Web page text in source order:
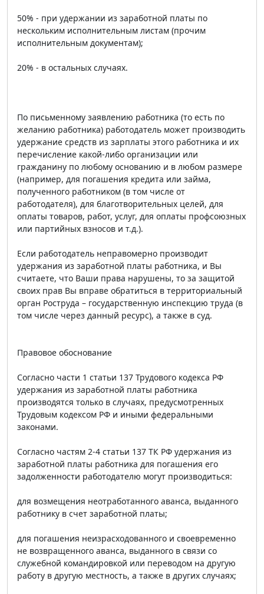
50% - при удержании из заработной платы по
нескольким исполнительным листам (прочим
исполнительным документам);
20% - в остальных случаях.
По письменному заявлению работника (то есть по
желанию работника) работодатель может производить
удержание средств из зарплаты этого работника и их
перечисление какой-либо организации или
гражданину по любому основанию и в любом размере
(например, для погашения кредита или займа,
полученного работником (в том числе от
работодателя), для благотворительных целей, для
оплаты товаров, работ, услуг, для оплаты профсоюзных
или партийных взносов и т.д.).
Если работодатель неправомерно производит
удержания из заработной платы работника, и Вы
считаете, что Ваши права нарушены, то за защитой
своих прав Вы вправе обратиться в территориальный
орган Роструда – государственную инспекцию труда (в
том числе через данный ресурс), а также в суд.
Правовое обоснование
Согласно части 1 статьи 137 Трудового кодекса РФ
удержания из заработной платы работника
производятся только в случаях, предусмотренных
Трудовым кодексом РФ и иными федеральными
законами.
Согласно частям 2-4 статьи 137 ТК РФ удержания из
заработной платы работника для погашения его
задолженности работодателю могут производиться:
для возмещения неотработанного аванса, выданного
работнику в счет заработной платы;
для погашения неизрасходованного и своевременно
не возвращенного аванса, выданного в связи со
служебной командировкой или переводом на другую
работу в другую местность, а также в других случаях;